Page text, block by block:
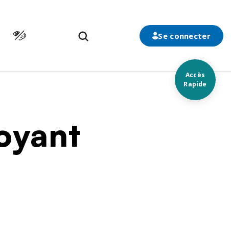
Cliquer pour atteindre la page d’accessibilité
Se connecter
Accès
Rapide